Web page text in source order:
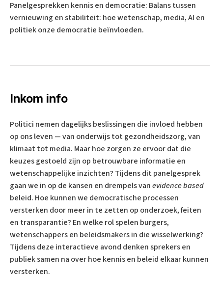
Panelgesprekken kennis en democratie: Balans tussen
vernieuwing en stabiliteit: hoe wetenschap, media, AI en
politiek onze democratie beïnvloeden.
Inkom info
Politici nemen dagelijks beslissingen die invloed hebben
op ons leven — van onderwijs tot gezondheidszorg, van
klimaat tot media. Maar hoe zorgen ze ervoor dat die
keuzes gestoeld zijn op betrouwbare informatie en
wetenschappelijke inzichten? Tijdens dit panelgesprek
gaan we in op de kansen en drempels vanevidence based
beleid. Hoe kunnen we democratische processen
versterken door meer in te zetten op onderzoek, feiten
en transparantie? En welke rol spelen burgers,
wetenschappers en beleidsmakers in die wisselwerking?
Tijdens deze interactieve avond denken sprekers en
publiek samen na over hoe kennis en beleid elkaar kunnen
versterken.